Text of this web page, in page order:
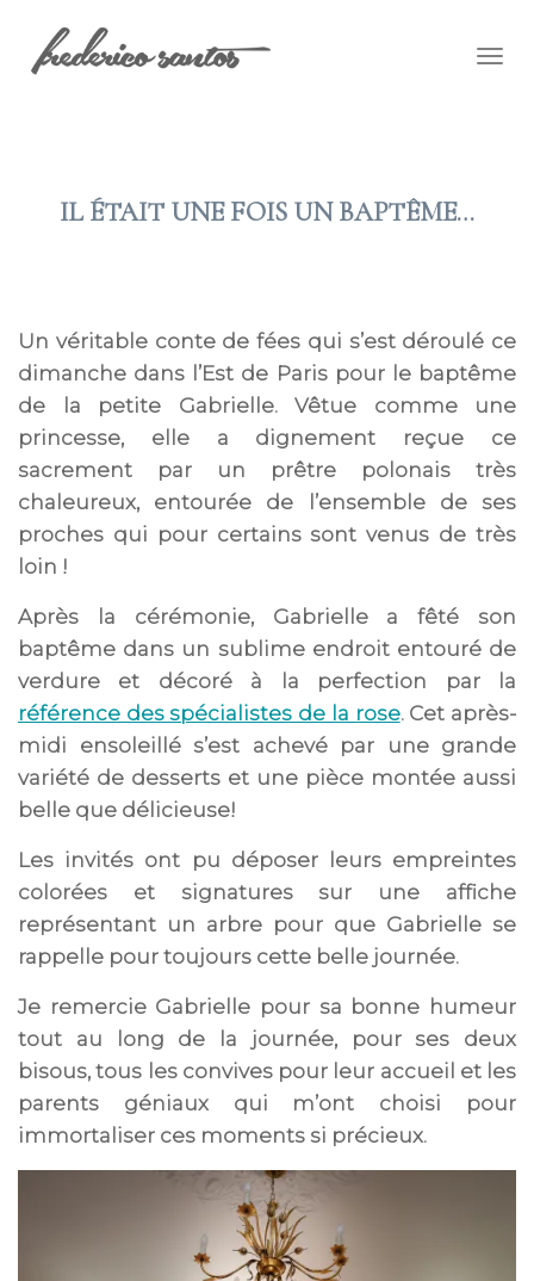
IL ÉTAIT UNE FOIS UN BAPTÊME…
Un véritable conte de fées qui s’est déroulé ce
dimanche dans l’Est de Paris pour le baptême
de la petite Gabrielle. Vêtue comme une
princesse, elle a dignement reçue ce
sacrement par un prêtre polonais très
chaleureux, entourée de l’ensemble de ses
proches qui pour certains sont venus de très
loin !
Après la cérémonie, Gabrielle a fêté son
baptême dans un sublime endroit entouré de
verdure et décoré à la perfection par la
référence des spécialistes de la rose. Cet après-
midi ensoleillé s’est achevé par une grande
variété de desserts et une pièce montée aussi
belle que délicieuse!
Les invités ont pu déposer leurs empreintes
colorées et signatures sur une affiche
représentant un arbre pour que Gabrielle se
rappelle pour toujours cette belle journée.
Je remercie Gabrielle pour sa bonne humeur
tout au long de la journée, pour ses deux
bisous, tous les convives pour leur accueil et les
parents géniaux qui m’ont choisi pour
immortaliser ces moments si précieux.